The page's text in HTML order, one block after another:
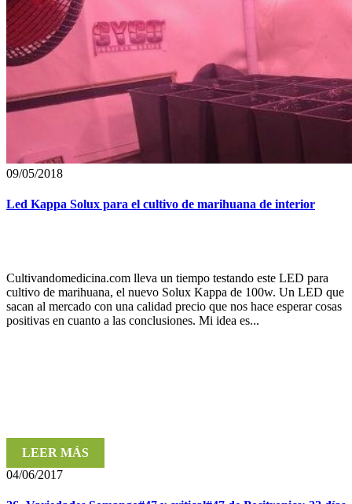
09/05/2018
Led Kappa Solux para el cultivo de marihuana de interior
Cultivandomedicina.com lleva un tiempo testando este LED para
cultivo de marihuana, el nuevo Solux Kappa de 100w. Un LED que
sacan al mercado con una calidad precio que nos hace esperar cosas
positivas en cuanto a las conclusiones. Mi idea es...
LEER MÁS
04/06/2017